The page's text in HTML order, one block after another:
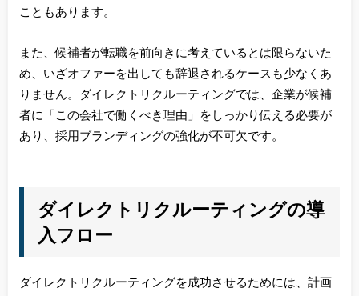
こともあります。
また、候補者が転職を前向きに考えているとは限らないた
め、いざオファーを出しても辞退されるケースも少なくあ
りません。ダイレクトリクルーティングでは、企業が候補
者に「この会社で働くべき理由」をしっかり伝える必要が
あり、採用ブランディングの強化が不可欠です。
ダイレクトリクルーティングの導
入フロー
ダイレクトリクルーティングを成功させるためには、計画